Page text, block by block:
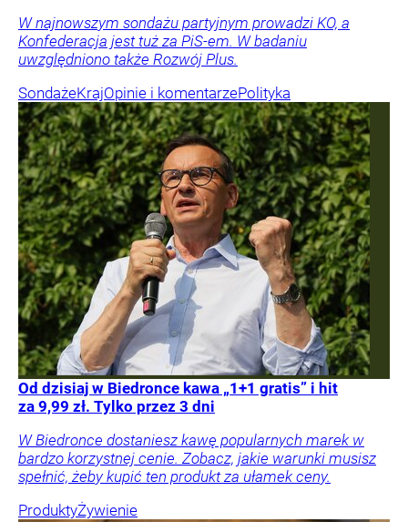
W najnowszym sondażu partyjnym prowadzi KO, a
Konfederacja jest tuż za PiS-em. W badaniu
uwzględniono także Rozwój Plus.
SondażeKrajOpinie i komentarzePolityka
Od dzisiaj w Biedronce kawa „1+1 gratis” i hit
za 9,99 zł. Tylko przez 3 dni
W Biedronce dostaniesz kawę popularnych marek w
bardzo korzystnej cenie. Zobacz, jakie warunki musisz
spełnić, żeby kupić ten produkt za ułamek ceny.
ProduktyŻywienie